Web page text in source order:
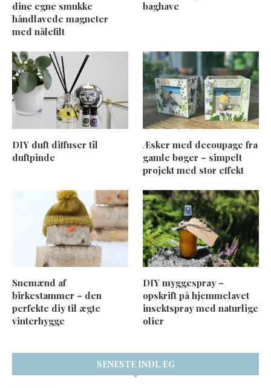
dine egne smukke
håndlavede magneter
med nålefilt
baghave
DIY duft diffuser til
duftpinde
Æsker med decoupage fra
gamle bøger – simpelt
projekt med stor effekt
Snemænd af
birkestammer – den
perfekte diy til ægte
vinterhygge
DIY myggespray –
opskrift på hjemmelavet
insektspray med naturlige
olier
SENESTE INDLÆG